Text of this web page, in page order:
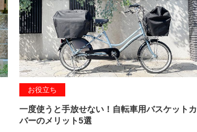
お役立ち
一度使うと手放せない！自転車用バスケットカ
バーのメリット5選